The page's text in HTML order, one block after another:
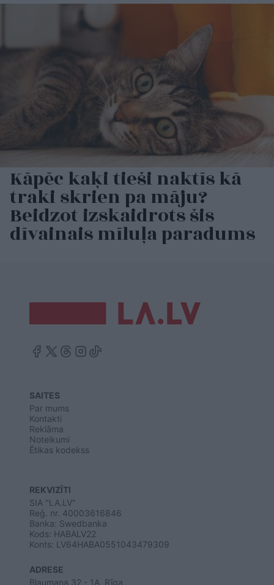
Kāpēc kaķi tieši naktīs kā
traki skrien pa māju?
Beidzot izskaidrots šis
dīvainais mīluļa paradums
SAITES
Par mums
Kontakti
Reklāma
Noteikumi
Ētikas kodekss
REKVIZĪTI
SIA "LA.LV"
Reģ. nr. 40003616846
Banka: Swedbanka
Kods: HABALV22
Konts: LV64HABA0551043479309
ADRESE
Blaumaņa 32 - 1A, Rīga